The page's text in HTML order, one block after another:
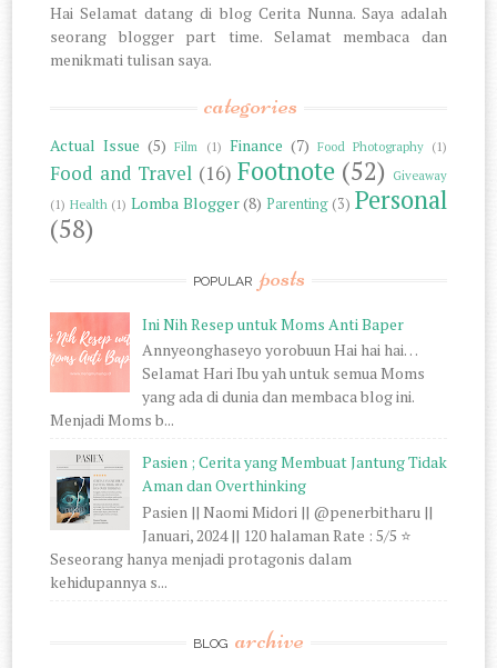
Hai Selamat datang di blog Cerita Nunna. Saya adalah
seorang blogger part time. Selamat membaca dan
menikmati tulisan saya.
categories
Actual Issue (5) Film (1) Finance (7) Food Photography (1)
Food and Travel (16) Footnote (52) Giveaway
(1) Health (1) Lomba Blogger(8) Parenting (3) Personal
(58)
POPULAR posts
Ini Nih Resep untuk Moms Anti Baper
Annyeonghaseyo yorobuun Hai hai hai…
Selamat Hari Ibu yah untuk semua Moms
yang ada di dunia dan membaca blog ini.
Menjadi Moms b...
Pasien ; Cerita yang Membuat Jantung Tidak
Aman dan Overthinking
Pasien || Naomi Midori || @penerbitharu ||
Januari, 2024 || 120 halaman Rate : 5/5 ⭐
Seseorang hanya menjadi protagonis dalam
kehidupannya s...
BLOG archive